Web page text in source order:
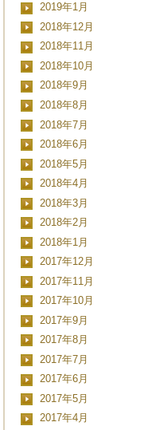
2019年1月
2018年12月
2018年11月
2018年10月
2018年9月
2018年8月
2018年7月
2018年6月
2018年5月
2018年4月
2018年3月
2018年2月
2018年1月
2017年12月
2017年11月
2017年10月
2017年9月
2017年8月
2017年7月
2017年6月
2017年5月
2017年4月